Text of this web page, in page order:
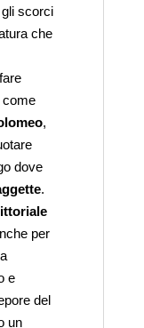
scorci
che
come
,
dove
.
per
e
del
un